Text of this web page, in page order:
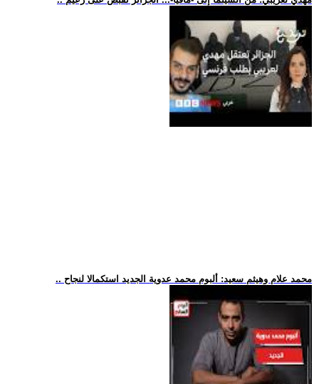
.. محمد علام وهيثم سعيد: ألبوم محمد عدوية الجديد استكمالا لنجاح